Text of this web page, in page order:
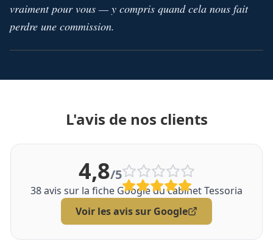
vraiment pour vous — y compris quand cela nous fait
perdre une commission.
L'avis de nos clients
4,8/5
38avis sur la fiche Google du cabinet Tessoria
Voir les avis sur Google